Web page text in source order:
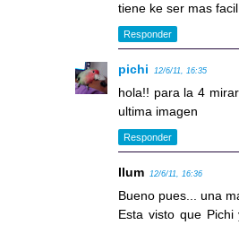
tiene ke ser mas facil
Responder
pichi 12/6/11, 16:35
hola!! para la 4
ultima imagen
Responder
llum 12/6/11, 16:36
Bueno pues... una
Esta visto que